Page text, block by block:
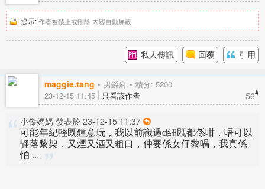
提示: 作者被禁止或刪除 內容自動屏蔽
私人傳訊 回覆 引用
maggie.tang 男爵府 積分: 5200
56#
23-12-15 11:45 只看該作者
小傑媽媽 發表於 23-12-15 11:37
可能年紀輕既鍾意玩，我以前識過d細既都係咁，唔可以
靜落黎架，又煙又酒又粗口，仲要係女仔黎喎，我真係
怕 ...